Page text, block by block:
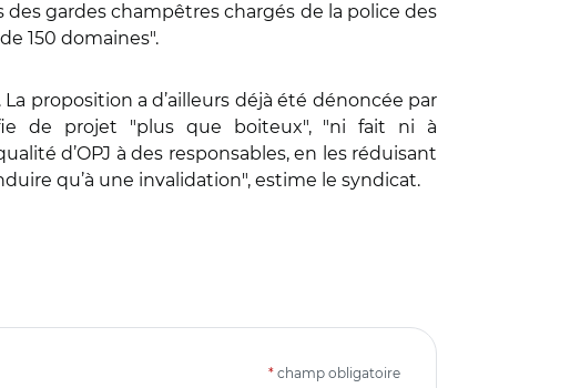
gardes champêtres chargés de la police des
150 domaines".
proposition a d’ailleurs déjà été dénoncée par
de projet "plus que boiteux", "ni fait ni à
d’OPJ à des responsables, en les réduisant
qu’à une invalidation", estime le syndicat.
* champ obligatoire